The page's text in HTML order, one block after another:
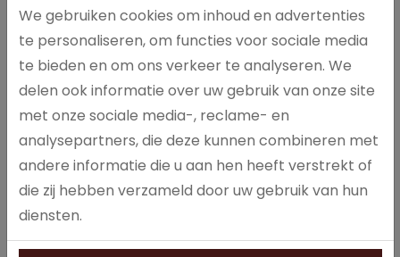
Laag in calorieën.
Verfrissend en dorstlessend.
Met citroensmaak.
Koolzuurvrij.
IJskoud het lekkerst.
Specificaties
Artikelnummer 1024
We gebruiken cookies om inhoud en advertenties
te personaliseren, om functies voor sociale media
te bieden en om ons verkeer te analyseren. We
delen ook informatie over uw gebruik van onze site
met onze sociale media-, reclame- en
analysepartners, die deze kunnen combineren met
andere informatie die u aan hen heeft verstrekt of
die zij hebben verzameld door uw gebruik van hun
diensten.